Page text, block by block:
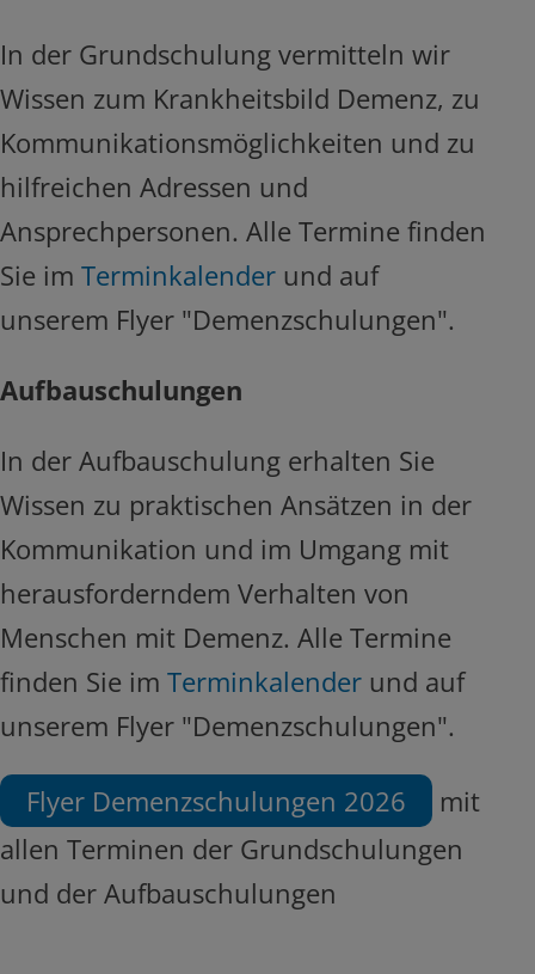
In der Grundschulung vermitteln wir
Wissen zum Krankheitsbild Demenz, zu
Kommunikationsmöglichkeiten und zu
hilfreichen Adressen und
Ansprechpersonen. Alle Termine finden
Sie im Terminkalender und auf
unserem Flyer "Demenzschulungen".
Aufbauschulungen
In der Aufbauschulung erhalten Sie
Wissen zu praktischen Ansätzen in der
Kommunikation und im Umgang mit
herausforderndem Verhalten von
Menschen mit Demenz. Alle Termine
finden Sie im Terminkalender und auf
unserem Flyer "Demenzschulungen".
Flyer Demenzschulungen 2026
mit
allen Terminen der Grundschulungen
und der Aufbauschulungen